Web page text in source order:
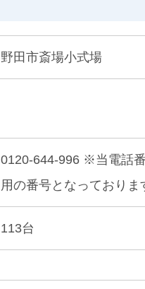
野田市斎場小式場
0120-644-996 ※当電話
用の番号となっておりま
113台